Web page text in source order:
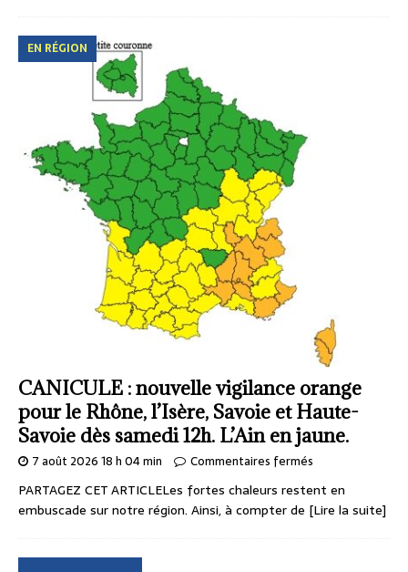
CANICULE : nouvelle vigilance orange
pour le Rhône, l’Isère, Savoie et Haute-
Savoie dès samedi 12h. L’Ain en jaune.
EN RÉGION
7 août 2026 18 h 04 min Commentaires fermés
PARTAGEZ CET ARTICLELes fortes chaleurs restent en
embuscade sur notre région. Ainsi, à compter de [Lire la suite]